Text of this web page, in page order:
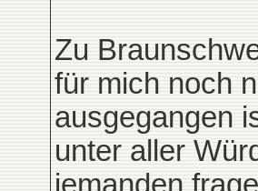
Zu
für mich noch
ausgegangen
unter aller